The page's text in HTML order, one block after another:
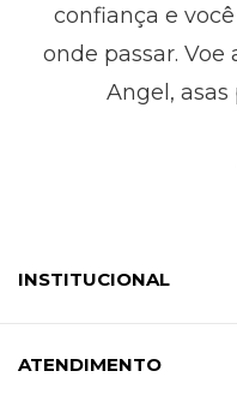
confiança e
onde passar. Voe
Angel, asas
INSTITUCIONAL
ATENDIMENTO